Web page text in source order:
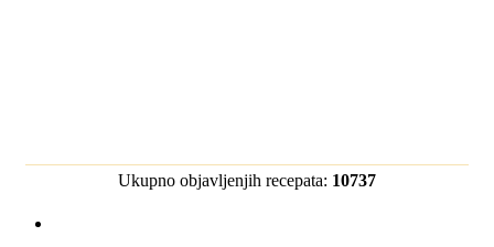
Ukupno objavljenjih recepata: 10737